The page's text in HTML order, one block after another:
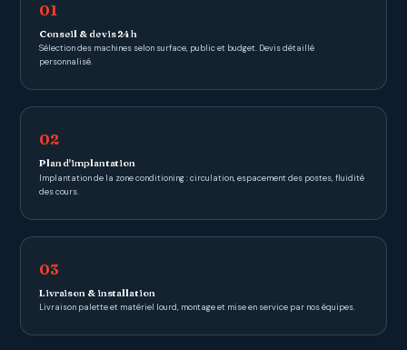
01
Conseil & devis 24 h
Sélection des machines selon surface, public et budget. Devis détaillé
personnalisé.
02
Plan d'implantation
Implantation de la zone conditioning : circulation, espacement des postes, fluidité
des cours.
03
Livraison & installation
Livraison palette et matériel lourd, montage et mise en service par nos équipes.